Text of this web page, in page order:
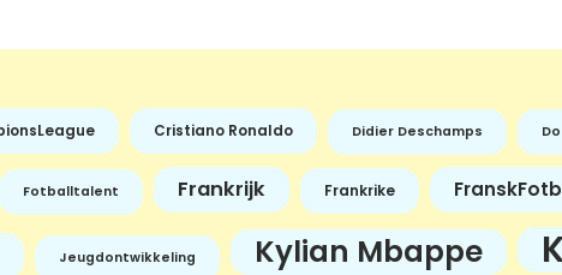
Cristiano Ronaldo Didier Deschamps
Fotballtalent Frankrijk Frankrike
Jeugdontwikkeling Kylian Mbappe